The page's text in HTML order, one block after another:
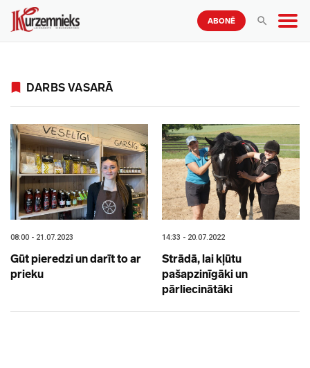
ABONĒ
DARBS VASARĀ
08:00 - 21.07.2023
Gūt pieredzi un darīt to ar
prieku
14:33 - 20.07.2022
Strādā, lai kļūtu
pašapzinīgāki un
pārliecinātāki